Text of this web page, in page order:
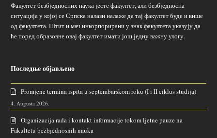
Факултет безбједносних наука јесте факултет, али безбједносна
ситуација у којој се Српска налази налаже да тај факултет буде и више
од факултета. Штит и мач инкорпорирани у знак факултета указују да
ће поред образовне овај факултет имати још једну важну улогу.
Последње објављено
Promjene termina ispita u septembarskom roku (I i II ciklus studija)
4. Augusta 2026.
Organizacija rada i kontakt informacije tokom ljetne pauze na
Fakultetu bezbjednosnih nauka